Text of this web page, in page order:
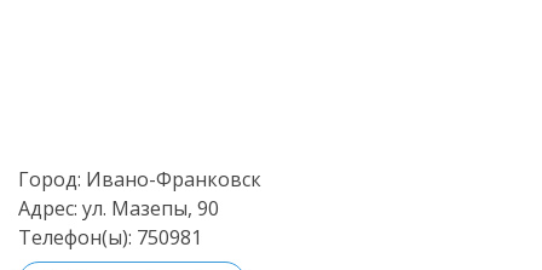
Город: Ивано-Франковск
Адрес: ул. Мазепы, 90
Телефон(ы): 750981